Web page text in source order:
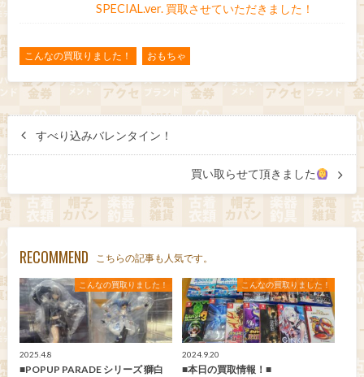
SPECIAL.ver. 買取させていただきました！
こんなの買取りました！ おもちゃ
すべり込みバレンタイン！
買い取らせて頂きました
RECOMMEND こちらの記事も人気です。
こんなの買取りました！
2025.4.8
■POPUP PARADE シリーズ 獅白
こんなの買取りました！
2024.9.20
■本日の買取情報！■